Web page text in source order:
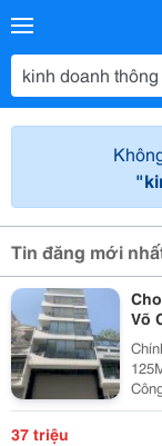
Tin đăng mới
Võ
0948646783 _Vỉa
Trí
37 triệu